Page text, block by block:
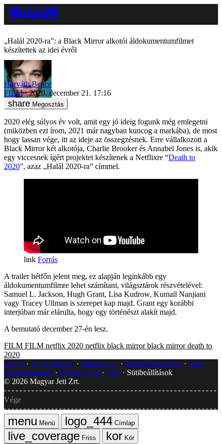
„Halál 2020-ra”: a Black Mirror alkotói áldokumentumfilmet
készítettek az idei évről
Horváth Bence
FILM
2020. december 21. 17:16
Megosztás
2020 elég súlyos év volt, amit egy jó ideig fogunk még emlegetni
(miközben ezt írom, 2021 már nagyban kuncog a markába), de most
hogy lassan vége, itt az ideje az összegzésnek. Erre vállalkozott a
Black Mirror két alkotója, Charlie Brooker és Annabel Jones is, akik
egy viccesnek ígért projektet készítenek a Netflixre “Death to
2020”, azaz „Halál 2020-ra” címmel.
Forrás
A trailer hétfőn jelent meg, ez alapján leginkább egy
áldokumentumfilmre lehet számítani, világsztárok részvételével:
Samuel L. Jackson, Hugh Grant, Lisa Kudrow, Kumail Nanjiani
vagy Tracey Ullman is szerepet kap majd. Grant egy korábbi
interjúban már elárulta, hogy egy történészt alakít majd.
A bemutató december 27-én lesz.
FILM FILM netflix 2020 netflix black mirror black mirror death to
2020
GYIK
Hibát jelentek Impresszum Javítások kezelése
Jogi
dokumentumok
Médiaajánlat RSS
Sütibeállítások
© 2026 Magyar Jeti Zrt.
Vége
Menü
Címlap
Friss
Kör